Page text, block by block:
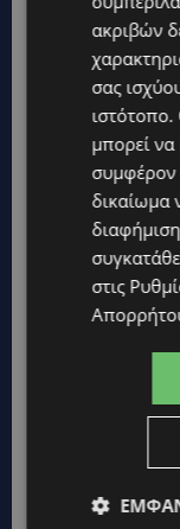
ετοιμάσω το
ψυχή μου.
επίπεδο
ανταλλάξω
και
Πόσο δυνατή
Έχω την
θέλοντας και
δυνατός, να
σε
πολύ σκληρός
ακριβών
σας
μπορεί να
συμφέρον
δικαίωμα
στις